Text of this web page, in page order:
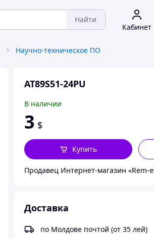
Найти
Кабинет
Научно-техническое ПО
AT89S51-24PU
В наличии
3 $
Купить
Продавец Интернет-магазин «Rem-
Доставка
по Молдове почтой (от 35 лей)